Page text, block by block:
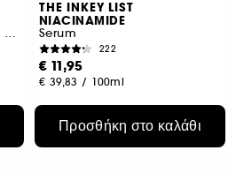
Ορός Επανόρθωσης+Λάμψης με Ασιατική Σεντέλα
THE INKEY LIST
NIACINAMIDE
Serum
222
€ 11,95
€ 39,83 / 100ml
Προσθήκη στο καλάθι